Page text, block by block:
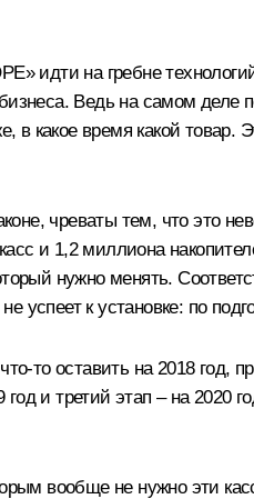
идти на гребне
Ведь на самом
в какое время какой
чреваты тем, что это
и 1,2 миллиона
нужно менять.
к установке: по
то оставить на 2018 год,
год и третий этап – на
вообще не нужно эти